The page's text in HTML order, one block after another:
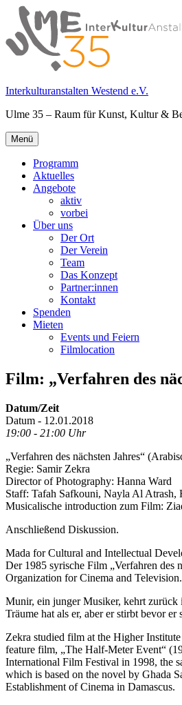
Springe
zum
Inhalt
Interkulturanstalten Westend e.V.
Ulme 35 – Raum für Kunst, Kultur &
Primäres
Menü
Menü
Programm
Aktuelles
Angebote
aktiv
vorbei
Über uns
Der Ort
Der Verein
Team
Das Konzept
Partner:innen
Kontakt
Spenden
Mieten
Events und Feiern
Filmlocation
Film: „Verfahren des
Datum/Zeit
Datum - 12.01.2018
19:00 - 21:00 Uhr
„Verfahren des nächsten Jahres“
Regie: Samir Zekra
Director of Photography: Hanna Ward
Staff: Tafah Safkouni, Nayla Al Atrash,
Musicalische introduction zum Film:
Anschließend Diskussion.
Mada for Cultural and Intellectual
Der 1985 syrische Film „Verfahren des
Organization for Cinema and Television.
Munir, ein junger Musiker, kehrt zurück
Träume hat als er, aber er stirbt bevor
Zekra studied film at the Higher
feature film, „The Half-Meter Event“
International Film Festival in 1998, the
which is based on the novel by Ghada
Establishment of Cinema in Damascus.